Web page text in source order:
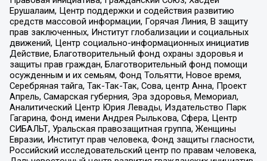
Ерушалаим, Центр поддержки и содействия развитию
средств массовой информации, Горячая Линия, В защиту
прав заключенных, Институт глобализации и социальных
движений, Центр социально-информационных инициатив
Действие, Благотворительный фонд охраны здоровья и
защиты прав граждан, Благотворительный фонд помощи
осужденным и их семьям, Фонд Тольятти, Новое время,
Серебряная тайга, Так-Так-Так, Сова, центр Анна, Проект
Апрель, Самарская губерния, Эра здоровья, Мемориал,
Аналитический Центр Юрия Левады, Издательство Парк
Гагарина, Фонд имени Андрея Рылькова, Сфера, Центр
СИБАЛЬТ, Уральская правозащитная группа, Женщины
Евразии, Институт прав человека, Фонд защиты гласности,
Российский исследовательский центр по правам человека,